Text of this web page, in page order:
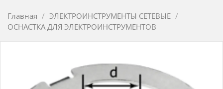
Главная
ЭЛЕКТРОИНСТРУМЕНТЫ СЕТЕВЫЕ
ОСНАСТКА ДЛЯ ЭЛЕКТРОИНСТРУМЕНТОВ